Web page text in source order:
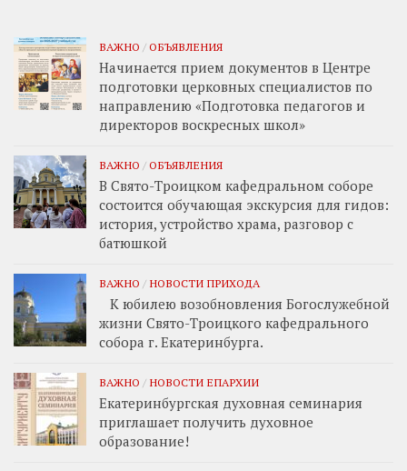
ВАЖНО / ОБЪЯВЛЕНИЯ
Начинается прием документов в Центре
подготовки церковных специалистов по
направлению «Подготовка педагогов и
директоров воскресных школ»
ВАЖНО / ОБЪЯВЛЕНИЯ
В Свято-Троицком кафедральном соборе
состоится обучающая экскурсия для гидов:
история, устройство храма, разговор с
батюшкой
ВАЖНО / НОВОСТИ ПРИХОДА
К юбилею возобновления Богослужебной
жизни Свято-Троицкого кафедрального
собора г. Екатеринбурга.
ВАЖНО / НОВОСТИ ЕПАРХИИ
Екатеринбургская духовная семинария
приглашает получить духовное
образование!